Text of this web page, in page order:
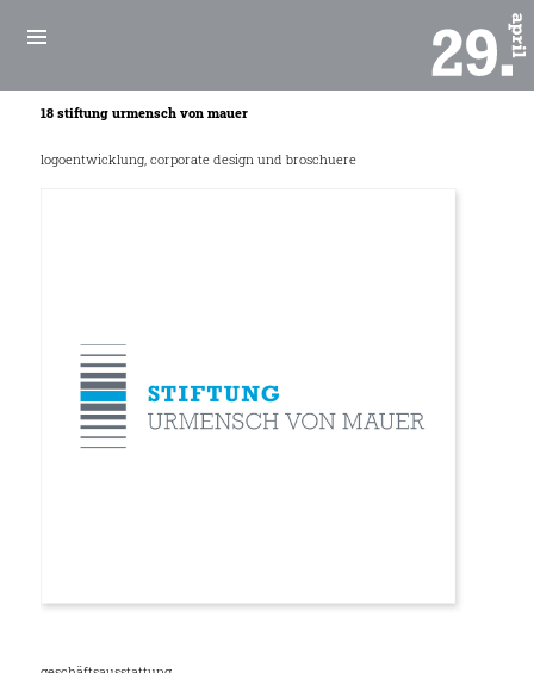
18 stiftung urmensch von mauer
logoentwicklung, corporate design und broschuere